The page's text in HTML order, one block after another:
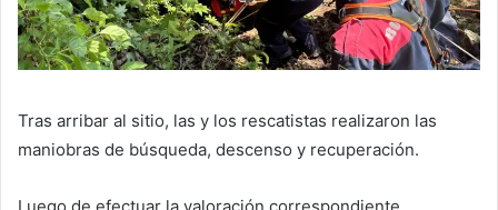
Tras arribar al sitio, las y los rescatistas realizaron las
maniobras de búsqueda, descenso y recuperación.